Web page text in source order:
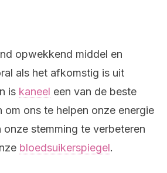
opwekkend middel en
als het afkomstig is uit
is kaneel een van de beste
om ons te helpen onze energie
stemming te verbeteren
bloedsuikerspiegel.